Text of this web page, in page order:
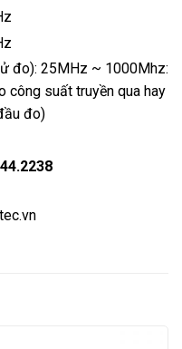
đo): 25MHz ~ 1000Mhz:
công suất truyền qua hay
đo)